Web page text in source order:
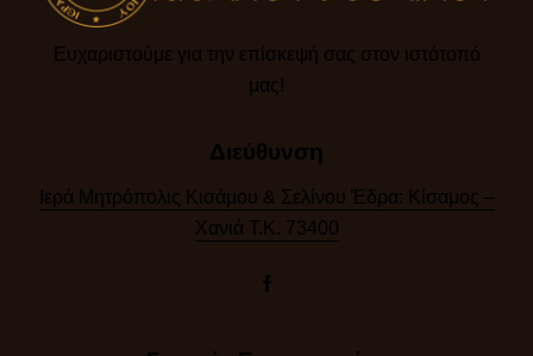
Ευχαριστούμε για την επίσκεψή σας στον ιστότοπό
μας!​
Διεύθυνση
Ιερά Μητρόπολις Κισάμου & Σελίνου Έδρα: Κίσαμος –
Χανιά Τ.Κ. 73400